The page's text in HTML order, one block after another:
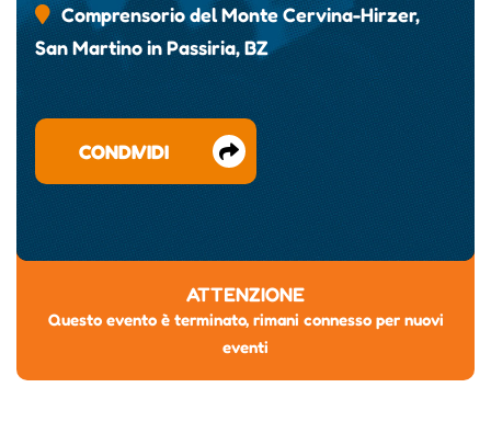
Comprensorio del Monte Cervina-Hirzer,
San Martino in Passiria, BZ
CONDIVIDI
ATTENZIONE
Questo evento è terminato, rimani connesso per nuovi
eventi